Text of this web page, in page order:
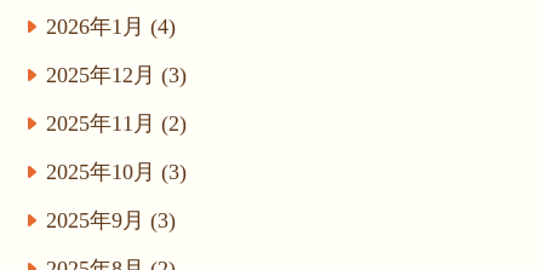
2026年1月 (4)
2025年12月 (3)
2025年11月 (2)
2025年10月 (3)
2025年9月 (3)